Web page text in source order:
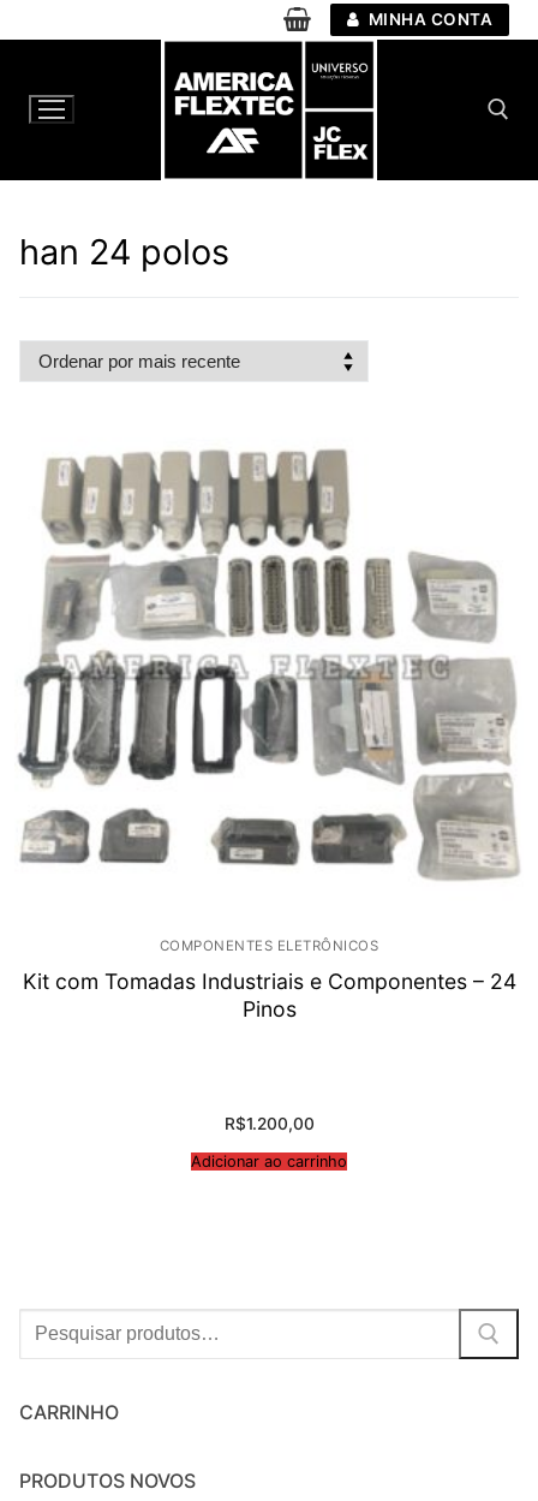
para
conteúdo
MINHA CONTA
han 24 polos
COMPONENTES ELETRÔNICOS
Kit com Tomadas Industriais e Componentes – 24
Pinos
R$1.200,00
Adicionar ao carrinho
Procurar:
CARRINHO
PRODUTOS NOVOS